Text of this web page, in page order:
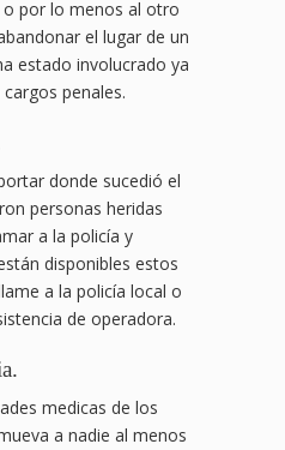
por lo menos al otro
el lugar de un
estado involucrado ya
penales.
donde sucedió el
personas heridas
a la policía y
disponibles estos
a la policía local o
de operadora.
medicas de los
a nadie al menos